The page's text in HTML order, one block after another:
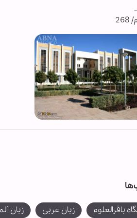
باقرالعلوم زبان عربی زبان